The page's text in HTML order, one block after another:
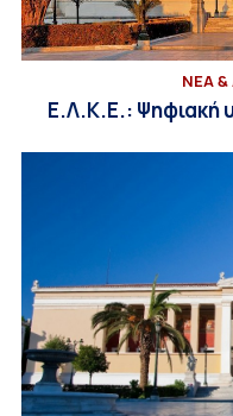
ΝΕΑ
Ε.Λ.Κ.Ε.: Ψηφιακή